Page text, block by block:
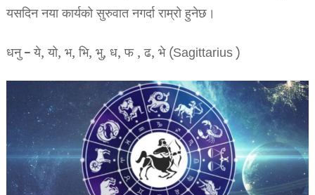
यसदिन नया कार्यको सुरुवात नगर्दा राम्रो हुनेछ।
धनु – ये, यो, भ, भि, भु, ध, फ , ढ, भे (Sagittarius )